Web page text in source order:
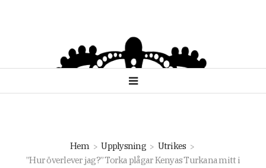
Hem Upplysning
Utrikes
”Hur överlever jag?” Torka plågar Kenyas Turkana mitt i